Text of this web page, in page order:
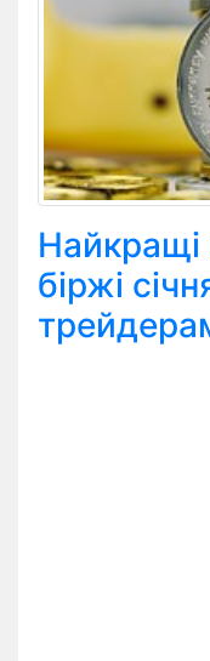
Найкращі
біржі